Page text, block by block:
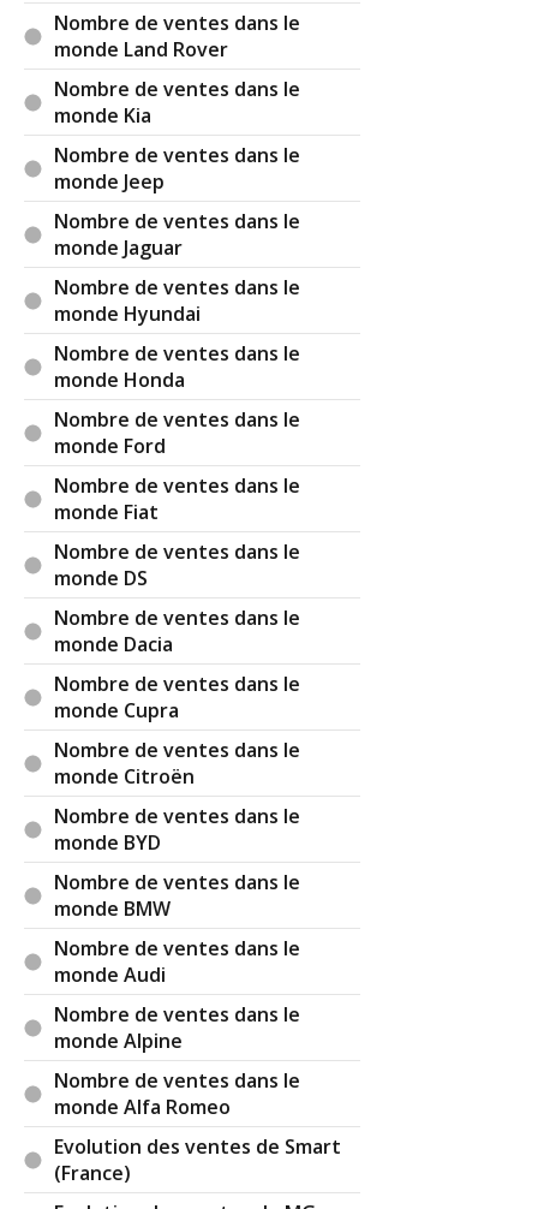
Nombre de ventes dans le
monde Land Rover
Nombre de ventes dans le
monde Kia
Nombre de ventes dans le
monde Jeep
Nombre de ventes dans le
monde Jaguar
Nombre de ventes dans le
monde Hyundai
Nombre de ventes dans le
monde Honda
Nombre de ventes dans le
monde Ford
Nombre de ventes dans le
monde Fiat
Nombre de ventes dans le
monde DS
Nombre de ventes dans le
monde Dacia
Nombre de ventes dans le
monde Cupra
Nombre de ventes dans le
monde Citroën
Nombre de ventes dans le
monde BYD
Nombre de ventes dans le
monde BMW
Nombre de ventes dans le
monde Audi
Nombre de ventes dans le
monde Alpine
Nombre de ventes dans le
monde Alfa Romeo
Evolution des ventes de Smart
(France)